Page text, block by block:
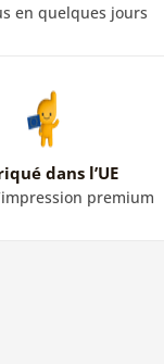
en quelques jours
dans l’UE
premium